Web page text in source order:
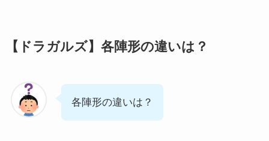
【ドラガルズ】各陣形の違いは？
各陣形の違いは？